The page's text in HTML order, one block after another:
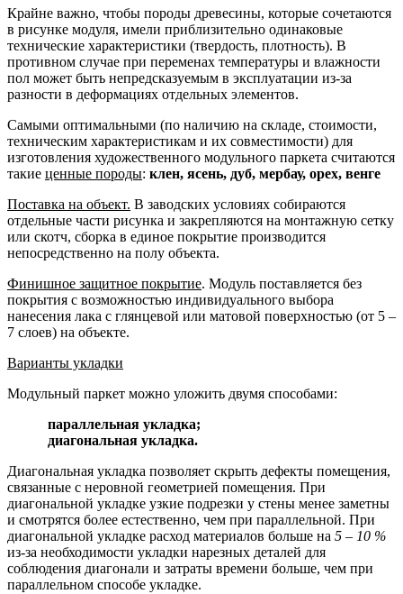
Крайне важно, чтобы породы древесины, которые сочетаются
в рисунке модуля, имели приблизительно одинаковые
технические характеристики (твердость, плотность). В
противном случае при переменах температуры и влажности
пол может быть непредсказуемым в эксплуатации из-за
разности в деформациях отдельных элементов.
Самыми оптимальными (по наличию на складе, стоимости,
техническим характеристикам и их совместимости) для
изготовления художественного модульного паркета считаются
такие ценные породы: клен, ясень, дуб, мербау, орех, венге
Поставка на объект. В заводских условиях собираются
отдельные части рисунка и закрепляются на монтажную сетку
или скотч, сборка в единое покрытие производится
непосредственно на полу объекта.
Финишное защитное покрытие. Модуль поставляется без
покрытия с возможностью индивидуального выбора
нанесения лака с глянцевой или матовой поверхностью (от 5 –
7 слоев) на объекте.
Варианты укладки
Модульный паркет можно уложить двумя способами:
параллельная укладка;
диагональная укладка.
Диагональная укладка позволяет скрыть дефекты помещения,
связанные с неровной геометрией помещения. При
диагональной укладке узкие подрезки у стены менее заметны
и смотрятся более естественно, чем при параллельной. При
диагональной укладке расход материалов больше на 5 – 10 %
из-за необходимости укладки нарезных деталей для
соблюдения диагонали и затраты времени больше, чем при
параллельном способе укладке.